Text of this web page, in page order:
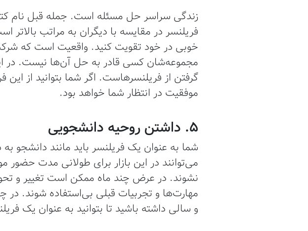
زندگی سراسر حل مسئله است. جمله قبل نام
فریلنسر در مقایسه با دیگران به مراتب
خوبی در خود تقویت کنید. واقعیت است که
مجموعه‌شان کسی قادر به حل آن‌ها نیست. در
گرفتن از فریلنسرهاست. اگر شما بتوانید از
موفقیت در انتظار شما خواهد بود.
5. داشتن روحیه دانشجویی
شما به عنوان یک فریلنسر باید مانند
می‌توانند در این بازار برای طولانی مدت
نشوند. در عرض چند ماه ممکن است تغییر و
مهارت‌ها و تجربیات قبلی بی‌استفاده شوند.
و سالی داشته باشید تا بتوانید به عنوان یک